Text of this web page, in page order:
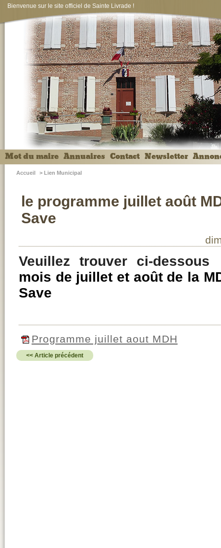
Bienvenue sur le site officiel de Sainte Livrade !
Mot du maire Annuaires Contact Newsletter
Accueil > Lien Municipal
le programme juillet août
Save
Veuillez trouver ci-
mois de juillet et août de la
Save
Programme juillet aout MDH
<< Article précédent